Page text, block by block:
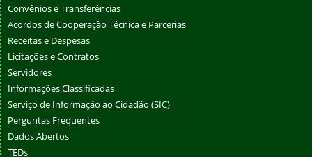
Convênios e Transferências
Acordos de Cooperação Técnica e Parcerias
Receitas e Despesas
Licitações e Contratos
Servidores
Informações Classificadas
Serviço de Informação ao Cidadão (SIC)
Perguntas Frequentes
Dados Abertos
TEDs